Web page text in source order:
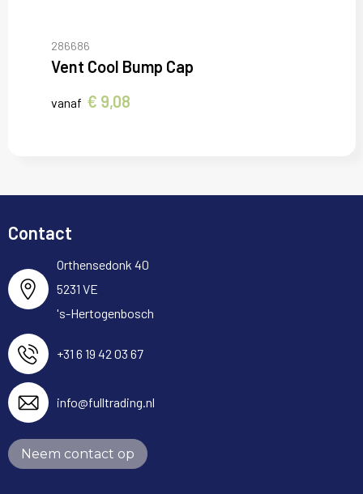
286686
Vent Cool Bump Cap
vanaf € 9,08
Contact
Orthensedonk 40
5231 VE
's-Hertogenbosch
+31 6 19 42 03 67
info@fulltrading.nl
Neem contact op